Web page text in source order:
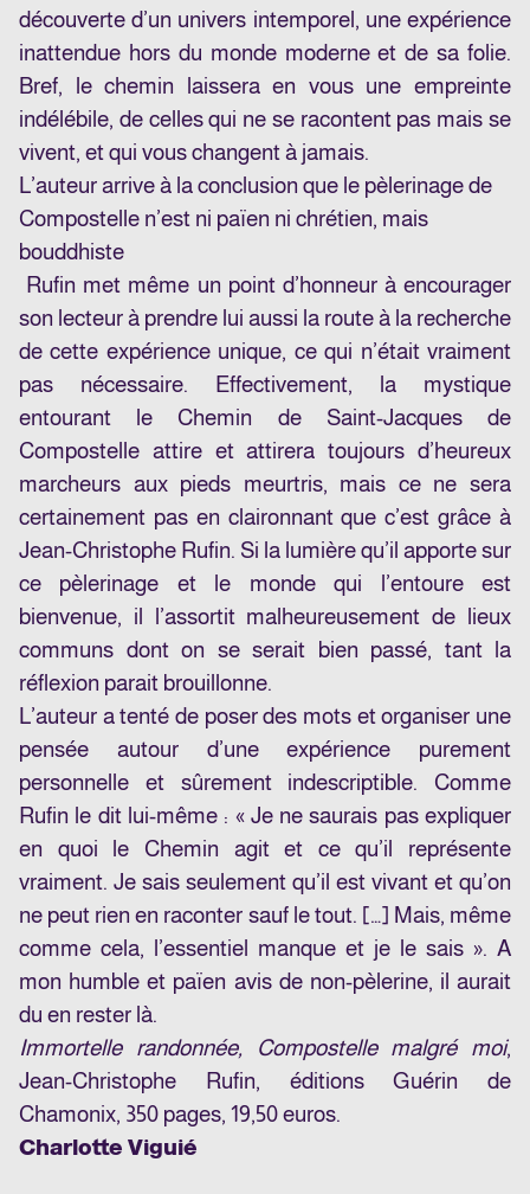
découverte d’un univers intemporel, une expérience
inattendue hors du monde moderne et de sa folie.
Bref, le chemin laissera en vous une empreinte
indélébile, de celles qui ne se racontent pas mais se
vivent, et qui vous changent à jamais.
L’auteur arrive à la conclusion que le pèlerinage de
Compostelle n’est ni païen ni chrétien, mais
bouddhiste
Rufin met même un point d’honneur à encourager
son lecteur à prendre lui aussi la route à la recherche
de cette expérience unique, ce qui n’était vraiment
pas nécessaire. Effectivement, la mystique
entourant le Chemin de Saint-Jacques de
Compostelle attire et attirera toujours d’heureux
marcheurs aux pieds meurtris, mais ce ne sera
certainement pas en claironnant que c’est grâce à
Jean-Christophe Rufin. Si la lumière qu’il apporte sur
ce pèlerinage et le monde qui l’entoure est
bienvenue, il l’assortit malheureusement de lieux
communs dont on se serait bien passé, tant la
réflexion parait brouillonne.
L’auteur a tenté de poser des mots et organiser une
pensée autour d’une expérience purement
personnelle et sûrement indescriptible. Comme
Rufin le dit lui-même : « Je ne saurais pas expliquer
en quoi le Chemin agit et ce qu’il représente
vraiment. Je sais seulement qu’il est vivant et qu’on
ne peut rien en raconter sauf le tout. […] Mais, même
comme cela, l’essentiel manque et je le sais ». A
mon humble et païen avis de non-pèlerine, il aurait
du en rester là.
Immortelle randonnée, Compostelle malgré moi,
Jean-Christophe Rufin, éditions Guérin de
Chamonix, 350 pages, 19,50 euros.
Charlotte Viguié